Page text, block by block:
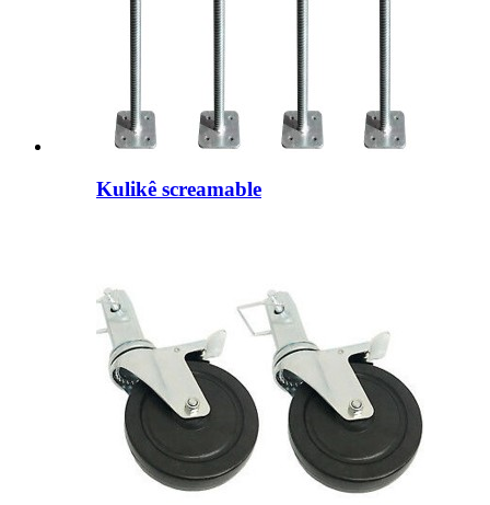
Kulikê screamable